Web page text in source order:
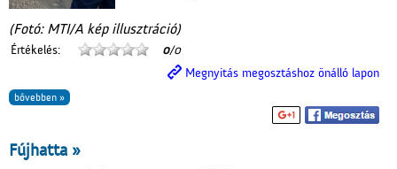
(Fotó: MTI/A kép illusztráció)
Értékelés: 0/0
Megnyitás megosztáshoz önálló lapon
bővebben »
Fújhatta »